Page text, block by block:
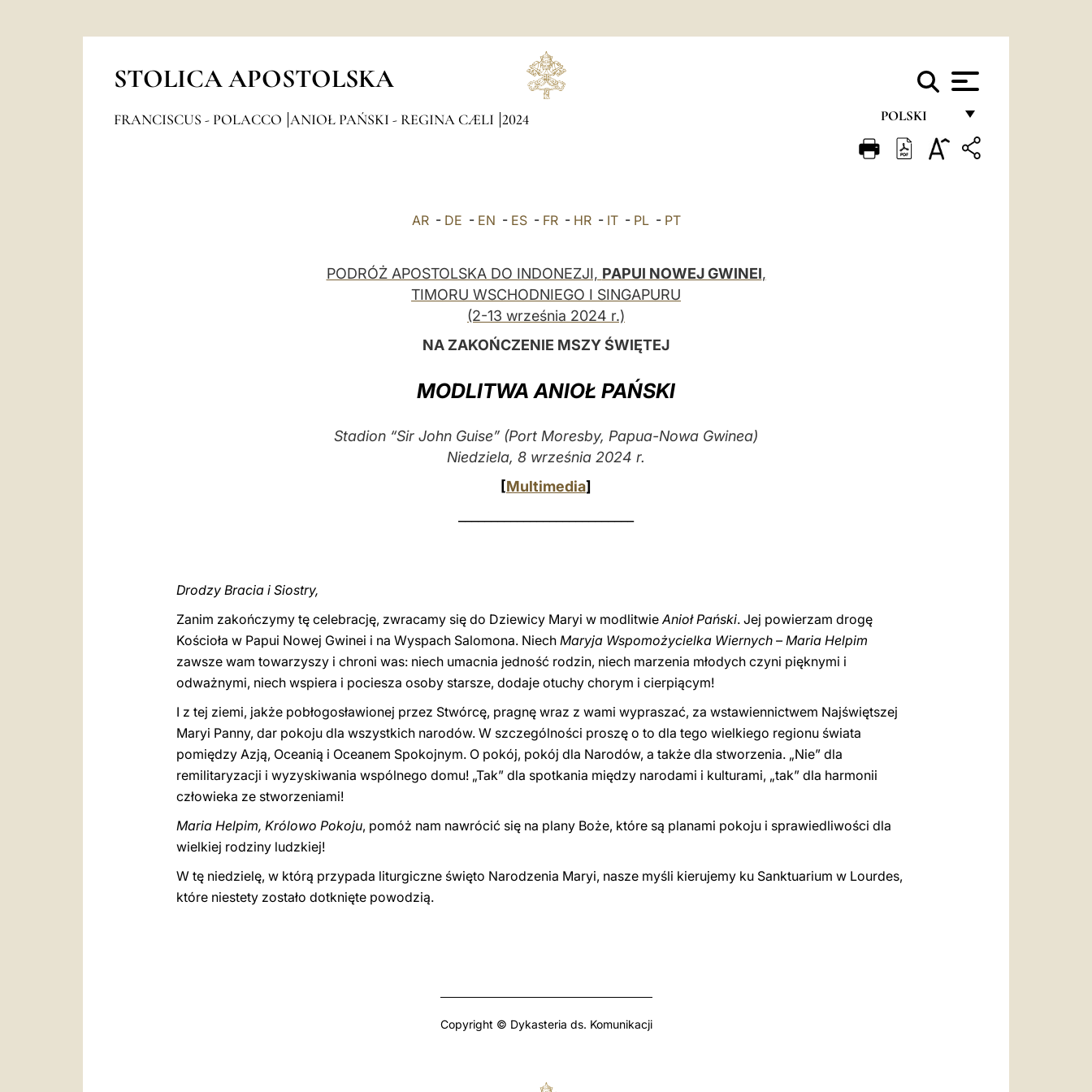
STOLICA APOSTOLSKA
POLSKI
FRANÇAIS
FRANCISCUS - POLACCO ANIOŁ PAŃSKI - REGINA CÆLI 2024
AR- DE - EN - ES- FR- HR- IT- PL- PT
PODRÓŻ APOSTOLSKA DO INDONEZJI, PAPUI NOWEJ GWINEI,
TIMORU WSCHODNIEGO I SINGAPURU
(2-13 września 2024 r.)
NA ZAKOŃCZENIE MSZY ŚWIĘTEJ
MODLITWA ANIOŁ PAŃSKI
Stadion “Sir John Guise” (Port Moresby, Papua-Nowa Gwinea)
Niedziela, 8 września 2024 r.
[Multimedia]
Drodzy Bracia i Siostry,
Zanim zakończymy tę celebrację, zwracamy się do Dziewicy Maryi w modlitwieAnioł Pański. Jej powierzam drogę
Kościoła w Papui Nowej Gwinei i na Wyspach Salomona. Niech Maryja Wspomożycielka Wiernych – Maria Helpim
zawsze wam towarzyszy i chroni was: niech umacnia jedność rodzin, niech marzenia młodych czyni pięknymi i
odważnymi, niech wspiera i pociesza osoby starsze, dodaje otuchy chorym i cierpiącym!
I z tej ziemi, jakże pobłogosławionej przez Stwórcę, pragnę wraz z wami wypraszać, za wstawiennictwem Najświętszej
Maryi Panny, dar pokoju dla wszystkich narodów. W szczególności proszę o to dla tego wielkiego regionu świata
pomiędzy Azją, Oceanią i Oceanem Spokojnym. O pokój, pokój dla Narodów, a także dla stworzenia. „Nie” dla
remilitaryzacji i wyzyskiwania wspólnego domu! „Tak” dla spotkania między narodami i kulturami, „tak” dla harmonii
człowieka ze stworzeniami!
Maria Helpim, Królowo Pokoju, pomóż nam nawrócić się na plany Boże, które są planami pokoju i sprawiedliwości dla
wielkiej rodziny ludzkiej!
W tę niedzielę, w którą przypada liturgiczne święto Narodzenia Maryi, nasze myśli kierujemy ku Sanktuarium w Lourdes,
które niestety zostało dotknięte powodzią.
Copyright © Dykasteria ds. Komunikacji